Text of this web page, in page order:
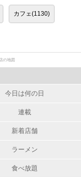
カフェ(1130)
の地図
今日は何の日
連載
新着店舗
ラーメン
食べ放題